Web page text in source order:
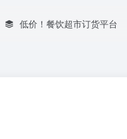
低价！餐饮超市订货平台